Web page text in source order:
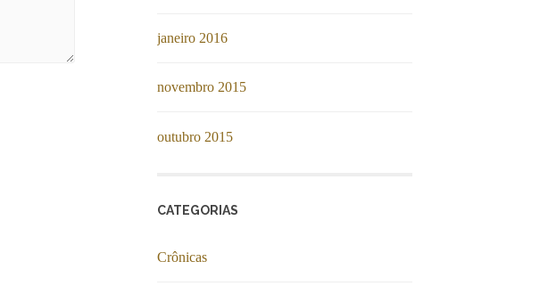
janeiro 2016
novembro 2015
outubro 2015
CATEGORIAS
Crônicas